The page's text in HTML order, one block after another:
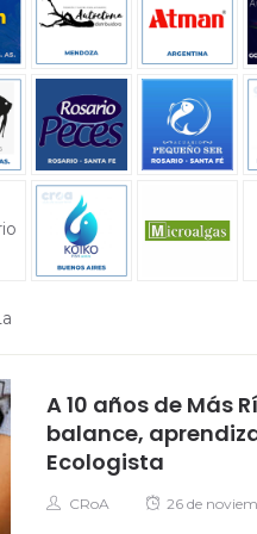
A 10 años de Más
balance,
Ecologista
Autor
CRoA
Posted
26 de